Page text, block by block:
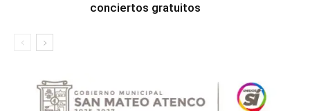
conciertos gratuitos